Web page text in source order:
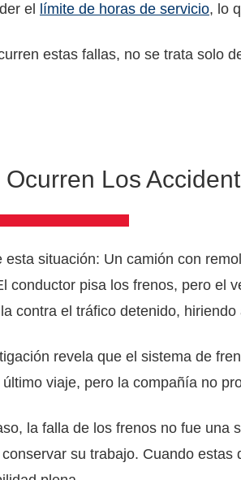
el límite de horas de servicio, lo
estas fallas, no se trata solo
Ocurren Los
esta situación: Un camión con
conductor pisa los frenos, pero el
contra el tráfico detenido,
revela que el sistema de
viaje, pero la compañía no
la falla de los frenos no fue una
su trabajo. Cuando